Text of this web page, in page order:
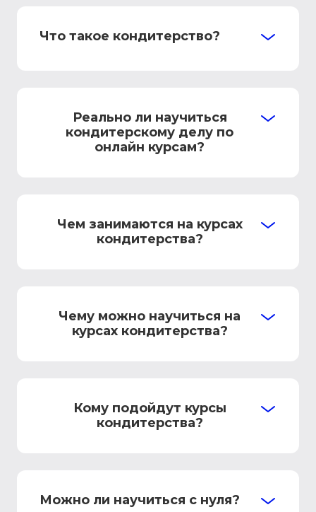
Что такое кондитерство?
Реально ли научиться
кондитерскому делу по
онлайн курсам?
Чем занимаются на курсах
кондитерства?
Чему можно научиться на
курсах кондитерства?
Кому подойдут курсы
кондитерства?
Можно ли научиться с нуля?